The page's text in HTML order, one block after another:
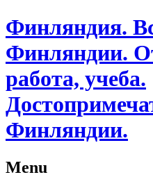
Финляндия.
Финляндии.
работа, учеба.
Финляндии.
Menu